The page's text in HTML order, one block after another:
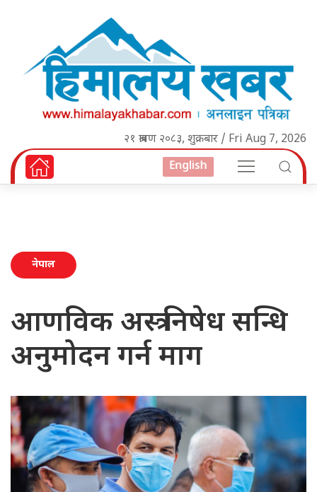
२१ श्रावण २०८३, शुक्रबार / Fri Aug 7, 2026
English
नेपाल
आणविक अस्त्र निषेध सन्धि
अनुमोदन गर्न माग